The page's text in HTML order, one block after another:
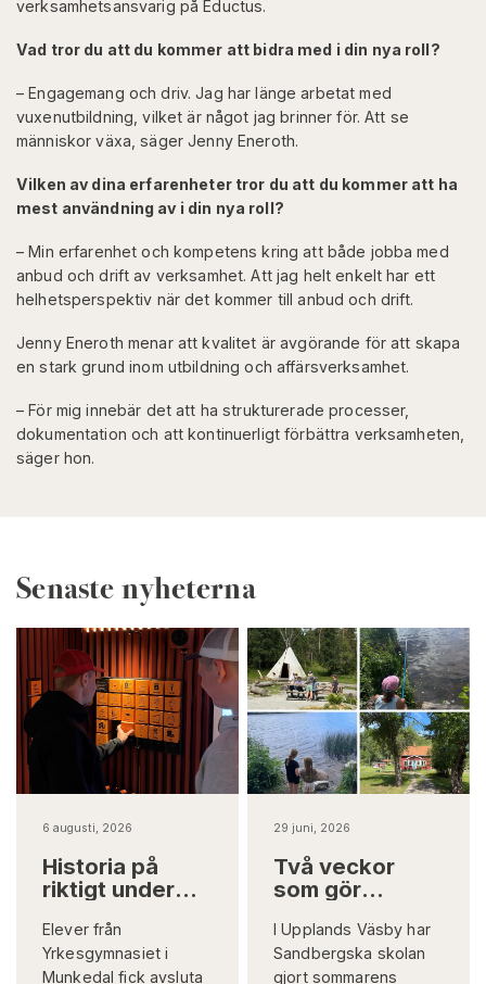
verksamhetsansvarig på Eductus.
Vad tror du att du kommer att bidra med i din nya roll?
– Engagemang och driv. Jag har länge arbetat med
vuxenutbildning, vilket är något jag brinner för. Att se
människor växa, säger Jenny Eneroth.
Vilken av dina erfarenheter tror du att du kommer att ha
mest användning av i din nya roll?
– Min erfarenhet och kompetens kring att både jobba med
anbud och drift av verksamhet. Att jag helt enkelt har ett
helhetsperspektiv när det kommer till anbud och drift.
Jenny Eneroth menar att kvalitet är avgörande för att skapa
en stark grund inom utbildning och affärsverksamhet.
– För mig innebär det att ha strukturerade processer,
dokumentation och att kontinuerligt förbättra verksamheten,
säger hon.
Senaste nyheterna
6 augusti, 2026
Historia på
riktigt under
Elever från
Yrkesgymnasiet i
Munkedal fick avsluta
29 juni, 2026
Två veckor
som gör
riktigt
I Upplands Väsby har
Sandbergska skolan
gjort sommarens